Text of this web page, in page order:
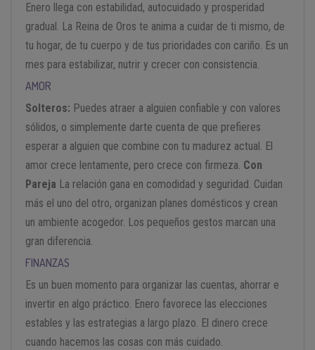
Enero llega con estabilidad, autocuidado y prosperidad
gradual. La Reina de Oros te anima a cuidar de ti mismo, de
tu hogar, de tu cuerpo y de tus prioridades con cariño. Es un
mes para estabilizar, nutrir y crecer con consistencia.
AMOR
Solteros: Puedes atraer a alguien confiable y con valores
sólidos, o simplemente darte cuenta de que prefieres
esperar a alguien que combine con tu madurez actual. El
amor crece lentamente, pero crece con firmeza. Con
Pareja La relación gana en comodidad y seguridad. Cuidan
más el uno del otro, organizan planes domésticos y crean
un ambiente acogedor. Los pequeños gestos marcan una
gran diferencia.
FINANZAS
Es un buen momento para organizar las cuentas, ahorrar e
invertir en algo práctico. Enero favorece las elecciones
estables y las estrategias a largo plazo. El dinero crece
cuando hacemos las cosas con más cuidado.